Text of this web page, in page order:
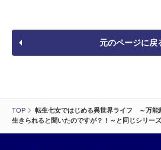
TOP
転生七女ではじめる異世界ライフ ～万能
生きられると聞いたのですが？！～と同じシリー
元のページに戻